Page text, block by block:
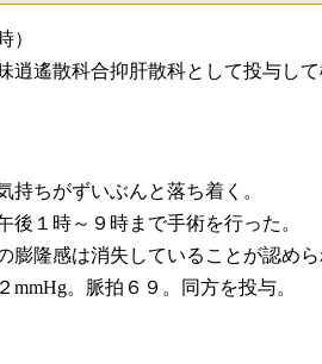
）
逍遙散科合抑肝散科として投与し
持ちがずいぶんと落ち着く。
後１時～９時まで手術を行った。
膨隆感は消失していることが認めら
mmHg。脈拍６９。同方を投与。